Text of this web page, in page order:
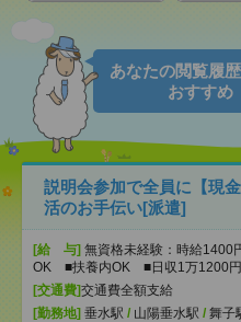
あなたの閲覧履
おすすめ
説明会参加で全員に【現
活のお手伝い[派遣]
[給 与] 無資格未経験：時給
OK ■扶養内OK ■日収1万1200
[交通費]交通費全額支給
[勤務地] 垂水駅 / 山陽垂水駅 / 舞子